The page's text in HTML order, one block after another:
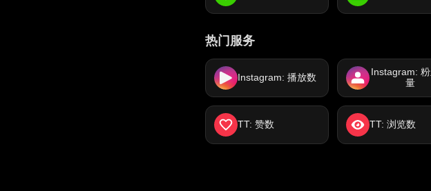
热门服务
Instagram: 播放数
Instagram:
量
TT: 赞数 TT: 浏览数